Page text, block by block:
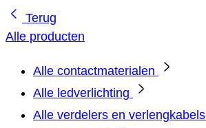
Terug
Alle producten
Alle contactmaterialen
Alle ledverlichting
Alle verdelers en verlengkabels